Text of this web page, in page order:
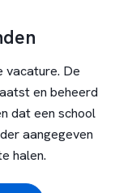
vacature. De
en beheerd
dat een school
aangegeven
halen.